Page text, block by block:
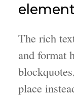
The rich
and format
place